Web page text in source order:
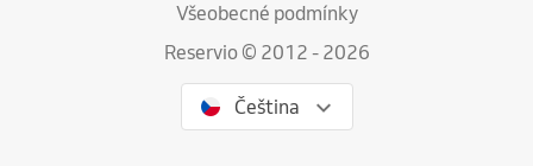
Všeobecné podmínky
Reservio © 2012 - 2026
Čeština